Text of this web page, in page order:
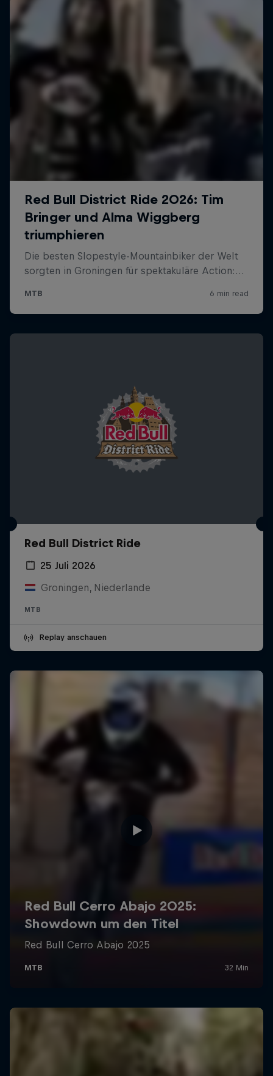
Red Bull District Ride
25 Juli 2026
Groningen, Niederlande
MTB
Replay anschauen